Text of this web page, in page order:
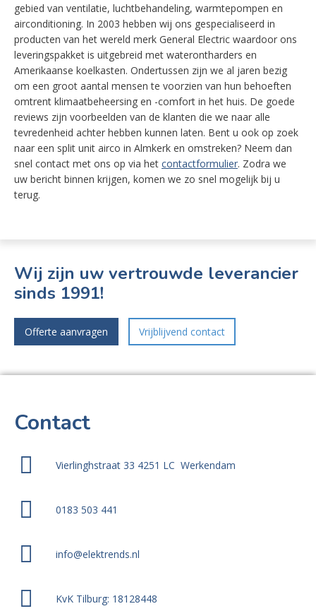
gebied van ventilatie, luchtbehandeling, warmtepompen en
airconditioning. In 2003 hebben wij ons gespecialiseerd in
producten van het wereld merk General Electric waardoor ons
leveringspakket is uitgebreid met waterontharders en
Amerikaanse koelkasten. Ondertussen zijn we al jaren bezig
om een groot aantal mensen te voorzien van hun behoeften
omtrent klimaatbeheersing en -comfort in het huis. De goede
reviews zijn voorbeelden van de klanten die we naar alle
tevredenheid achter hebben kunnen laten. Bent u ook op zoek
naar een split unit airco in Almkerk en omstreken? Neem dan
snel contact met ons op via het contactformulier. Zodra we
uw bericht binnen krijgen, komen we zo snel mogelijk bij u
terug.
Wij zijn uw vertrouwde leverancier
sinds 1991!
Offerte aanvragen Vrijblijvend contact
Contact
Vierlinghstraat 33 4251 LC Werkendam
0183 503 441
info@elektrends.nl
KvK Tilburg: 18128448